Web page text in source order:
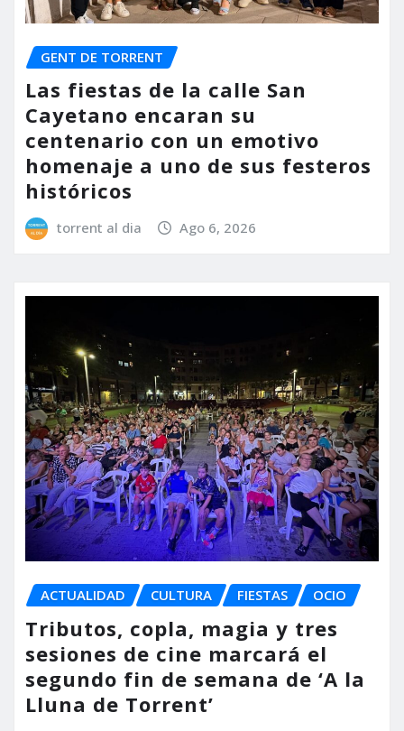
GENT DE TORRENT
Las fiestas de la calle San
Cayetano encaran su
centenario con un emotivo
homenaje a uno de sus festeros
históricos
torrent al dia Ago 6, 2026
ACTUALIDAD CULTURA FIESTAS OCIO
Tributos, copla, magia y tres
sesiones de cine marcará el
segundo fin de semana de ‘A la
Lluna de Torrent’